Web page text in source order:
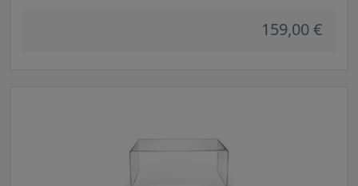
159,00 €